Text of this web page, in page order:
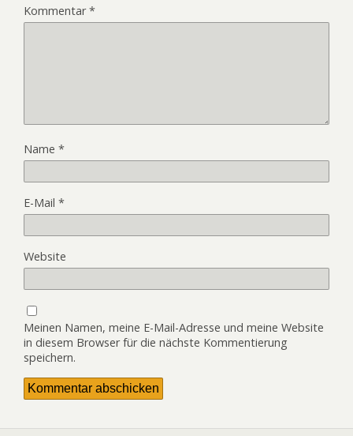
Kommentar*
Name *
E-Mail *
Website
Meinen Namen, meine E-Mail-Adresse und meine Website
in diesem Browser für die nächste Kommentierung
speichern.